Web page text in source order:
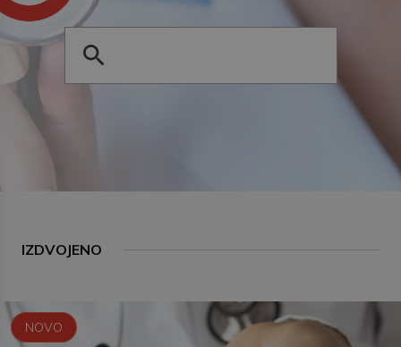
IZDVOJENO
NOVO